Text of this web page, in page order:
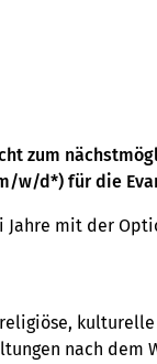
und
Angebot
zum
w/d*) für die
Jahre mit der
nach dem